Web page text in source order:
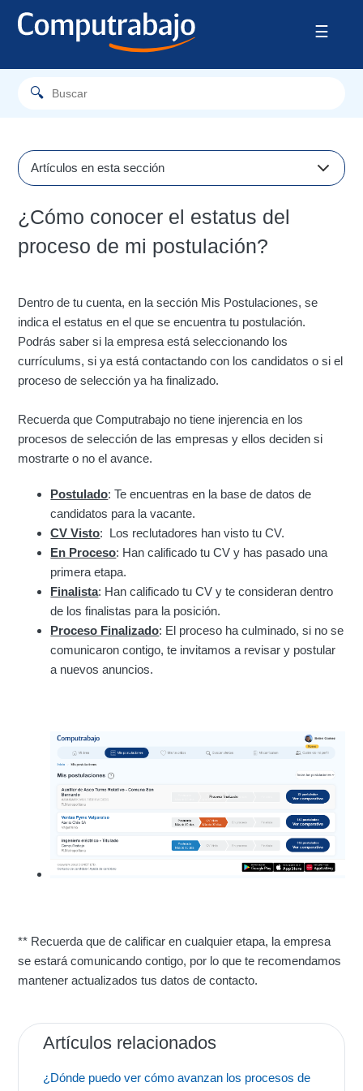
Artículos en esta sección
¿Cómo puedo ver si la empresa ha recibido mi
postulación correctamente?
¿Cuántas veces puedo postularme al mismo aviso?
selección en las ofertas laborales a las que me he
postulado?
¿Puedo eliminar mi candidatura de una oferta laboral?
¿Cómo conocer el estatus del proceso de mi
postulación?
¿Cómo conocer el estatus del
proceso de mi postulación?
Dentro de tu cuenta, en la sección Mis Postulaciones, se
indica el estatus en el que se encuentra tu postulación.
Podrás saber si la empresa está seleccionando los
currículums, si ya está contactando con los candidatos o si el
proceso de selección ya ha finalizado.
Recuerda que Computrabajo no tiene injerencia en los
procesos de selección de las empresas y ellos deciden si
mostrarte o no el avance.
Postulado: Te encuentras en la base de datos de
candidatos para la vacante.
CV Visto: Los reclutadores han visto tu CV.
En Proceso: Han calificado tu CV y has pasado una
primera etapa.
Finalista: Han calificado tu CV y te consideran dentro
de los finalistas para la posición.
Proceso Finalizado: El proceso ha culminado, si no se
comunicaron contigo, te invitamos a revisar y postular
a nuevos anuncios.
** Recuerda que de calificar en cualquier etapa, la empresa
se estará comunicando contigo, por lo que te recomendamos
mantener actualizados tus datos de contacto.
Artículos relacionados
¿Dónde puedo ver cómo avanzan los procesos de